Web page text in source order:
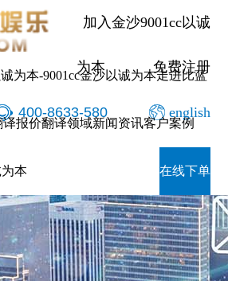
加入金沙9001cc以诚
为本 免费注册
400-8633-580 english
为本-9001cc金沙以诚为本走进比蓝
译报价翻译领域新闻资讯客户案例
本 在线下单